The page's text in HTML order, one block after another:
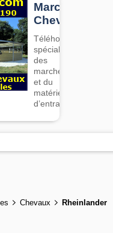
Marcheurs
Chevaux
Téléhorse,
spécialiste
des
marcheurs
et du
matériel
d’entrainement
Chevaux Rheinlander